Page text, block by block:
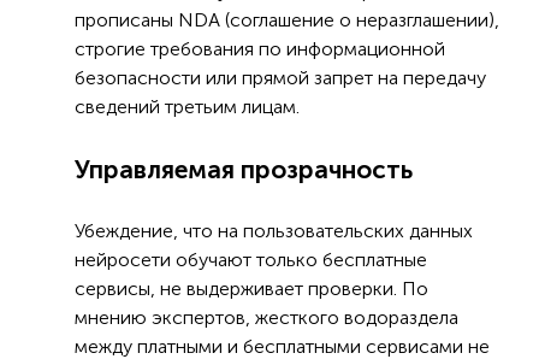
прописаны NDA (соглашение о неразглашении),
строгие требования по информационной
безопасности или прямой запрет на передачу
сведений третьим лицам.
Управляемая прозрачность
Убеждение, что на пользовательских данных
нейросети обучают только бесплатные
сервисы, не выдерживает проверки. По
мнению экспертов, жесткого водораздела
между платными и бесплатными сервисами не